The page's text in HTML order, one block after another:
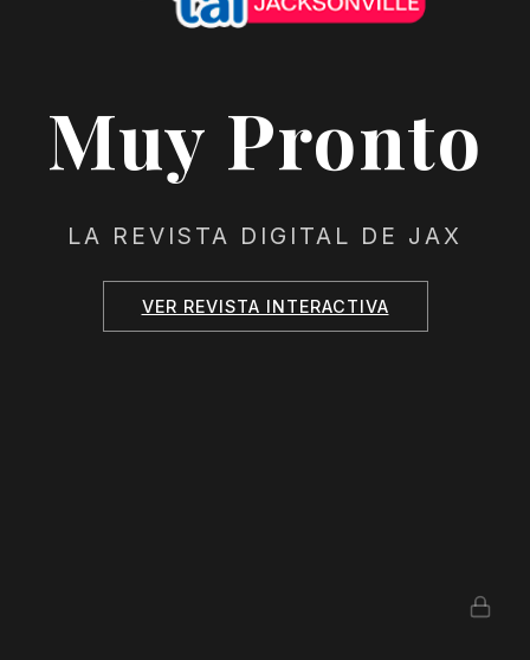
Muy Pronto
LA REVISTA DIGITAL DE JAX
VER REVISTA INTERACTIVA